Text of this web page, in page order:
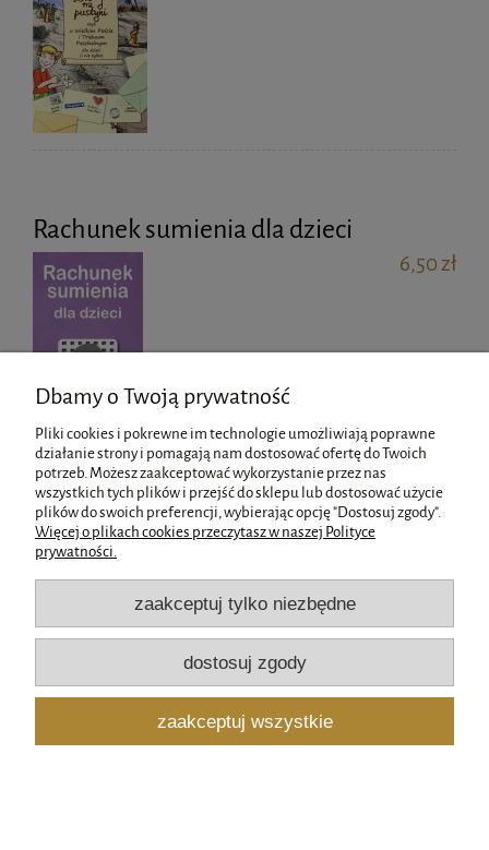
Rachunek sumienia dla dzieci
6,50 zł
Pomoc
Płatności i dostawa
Informacje
O nas
Dbamy o Twoją prywatność
Pliki cookies i pokrewne im technologie umożliwiają poprawne
działanie strony i pomagają nam dostosować ofertę do Twoich
potrzeb. Możesz zaakceptować wykorzystanie przez nas
wszystkich tych plików i przejść do sklepu lub dostosować użycie
plików do swoich preferencji, wybierając opcję "Dostosuj zgody".
Więcej o plikach cookies przeczytasz w naszej Polityce
prywatności.
zaakceptuj tylko niezbędne
dostosuj zgody
zaakceptuj wszystkie